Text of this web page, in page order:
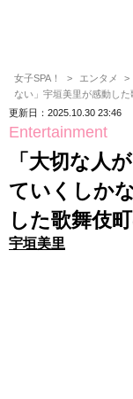
女子SPA！ エンタメ
ない」宇垣美里が感動し
更新日：2025.10.30 23:46
Entertainment
「大切な人
ていくしか
した歌舞伎
宇垣美里